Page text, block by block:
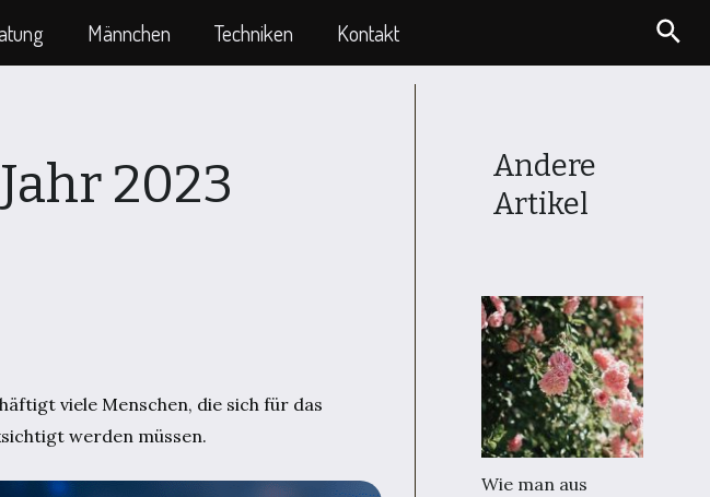
Männchen Techniken Kontakt
2023
viele Menschen, die sich für das
werden müssen.
Andere
Artikel
Wie man aus